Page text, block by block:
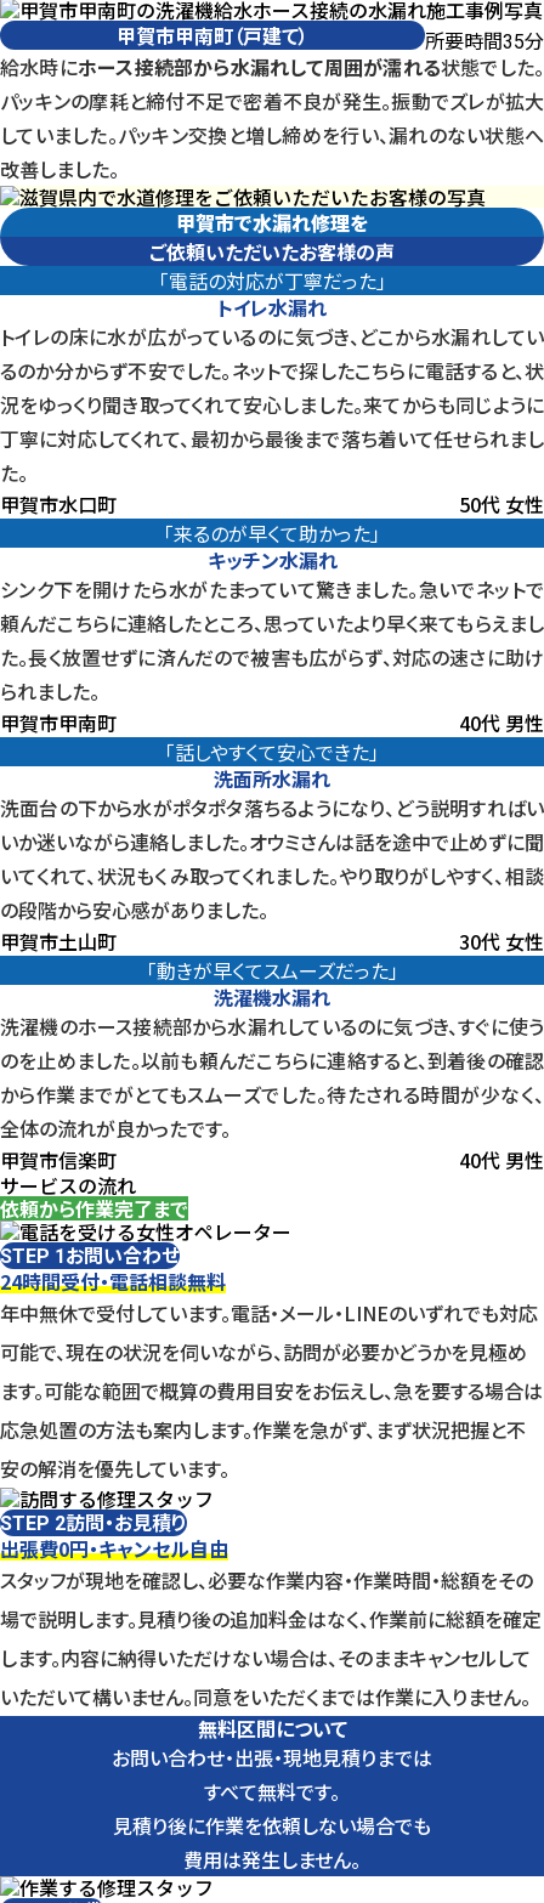
甲賀市甲南町（戸建て）
所要時間35分
給水時にホース接続部から水漏れして周囲が濡れる状態でした。
パッキンの摩耗と締付不足で密着不良が発生。振動でズレが拡大
していました。パッキン交換と増し締めを行い、漏れのない状態へ
改善しました。
甲賀市で水漏れ修理を
ご依頼いただいたお客様の声
「電話の対応が丁寧だった」
トイレ水漏れ
トイレの床に水が広がっているのに気づき、どこから水漏れしてい
るのか分からず不安でした。ネットで探したこちらに電話すると、状
況をゆっくり聞き取ってくれて安心しました。来てからも同じように
丁寧に対応してくれて、最初から最後まで落ち着いて任せられまし
た。
甲賀市水口町
50代 女性
「来るのが早くて助かった」
キッチン水漏れ
シンク下を開けたら水がたまっていて驚きました。急いでネットで
頼んだこちらに連絡したところ、思っていたより早く来てもらえまし
た。長く放置せずに済んだので被害も広がらず、対応の速さに助け
られました。
甲賀市甲南町
40代 男性
「話しやすくて安心できた」
洗面所水漏れ
洗面台の下から水がポタポタ落ちるようになり、どう説明すればい
いか迷いながら連絡しました。オウミさんは話を途中で止めずに聞
いてくれて、状況もくみ取ってくれました。やり取りがしやすく、相談
の段階から安心感がありました。
甲賀市土山町
30代 女性
「動きが早くてスムーズだった」
洗濯機水漏れ
洗濯機のホース接続部から水漏れしているのに気づき、すぐに使う
のを止めました。以前も頼んだこちらに連絡すると、到着後の確認
から作業までがとてもスムーズでした。待たされる時間が少なく、
全体の流れが良かったです。
甲賀市信楽町
40代 男性
サービスの流れ
依頼から作業完了まで
STEP 1お問い合わせ
24時間受付・電話相談無料
年中無休で受付しています。電話・メール・LINEのいずれでも対応
可能で、現在の状況を伺いながら、訪問が必要かどうかを見極め
ます。可能な範囲で概算の費用目安をお伝えし、急を要する場合は
応急処置の方法も案内します。作業を急がず、まず状況把握と不
安の解消を優先しています。
STEP 2訪問・お見積り
出張費0円・キャンセル自由
スタッフが現地を確認し、必要な作業内容・作業時間・総額をその
場で説明します。見積り後の追加料金はなく、作業前に総額を確定
します。内容に納得いただけない場合は、そのままキャンセルして
いただいて構いません。同意をいただくまでは作業に入りません。
無料区間について
お問い合わせ・出張・現地見積りまでは
すべて無料です。
見積り後に作業を依頼しない場合でも
費用は発生しません。